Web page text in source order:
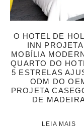
O HOTEL DE
INN PROJETA
MOBÍLIA
QUARTO DO
5 ESTRELAS
ODM DO
PROJETA
DE
LEIA MAIS